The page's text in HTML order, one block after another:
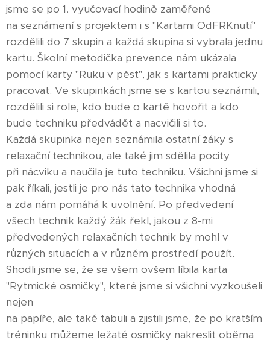
jsme se po 1. vyučovací hodině zaměřené
na seznámení s projektem i s "Kartami OdFRKnutí"
rozdělili do 7 skupin a každá skupina si vybrala jednu
kartu. Školní metodička prevence nám ukázala
pomocí karty "Ruku v pěst", jak s kartami prakticky
pracovat. Ve skupinkách jsme se s kartou seznámili,
rozdělili si role, kdo bude o kartě hovořit a kdo
bude techniku předvádět a nacvičili si to.
Každá skupinka nejen seznámila ostatní žáky s
relaxační technikou, ale také jim sdělila pocity
při nácviku a naučila je tuto techniku. Všichni jsme si
pak říkali, jestli je pro nás tato technika vhodná
a zda nám pomáhá k uvolnění. Po předvedení
všech technik každý žák řekl, jakou z 8-mi
předvedených relaxačních technik by mohl v
různých situacích a v různém prostředí použít.
Shodli jsme se, že se všem ovšem líbila karta
"Rytmické osmičky", které jsme si všichni vyzkoušeli
nejen
na papíře, ale také tabuli a zjistili jsme, že po kratším
tréninku můžeme ležaté osmičky nakreslit oběma